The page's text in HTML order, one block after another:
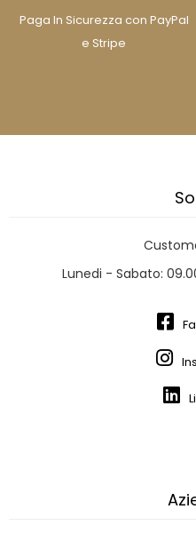
Paga In Sicurezza con PayPal
e Stripe
Lunedi - Sabato: